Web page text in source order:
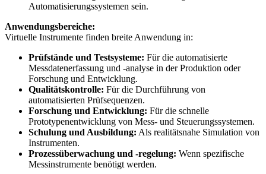
Automatisierungssystemen sein.
Anwendungsbereiche:
Virtuelle Instrumente finden breite Anwendung in:
Prüfstände und Testsysteme: Für die automatisierte
Messdatenerfassung und -analyse in der Produktion oder
Forschung und Entwicklung.
Qualitätskontrolle: Für die Durchführung von
automatisierten Prüfsequenzen.
Forschung und Entwicklung: Für die schnelle
Prototypenentwicklung von Mess- und Steuerungssystemen.
Schulung und Ausbildung: Als realitätsnahe Simulation von
Instrumenten.
Prozessüberwachung und -regelung: Wenn spezifische
Messinstrumente benötigt werden.